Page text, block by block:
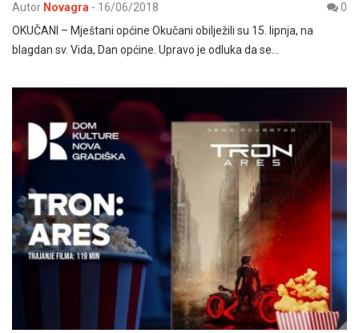
Autor Novagra - 16/06/2018
0
OKUČANI – Mještani općine Okučani obilježili su 15. lipnja, na
blagdan sv. Vida, Dan općine. Upravo je odluka da se…